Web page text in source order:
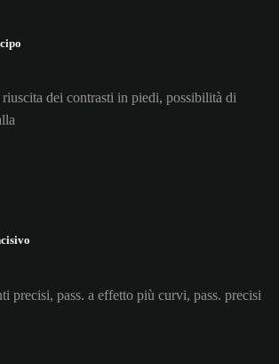
dei contrasti in piedi, possibilità di
precisi, pass. a effetto più curvi, pass. precisi